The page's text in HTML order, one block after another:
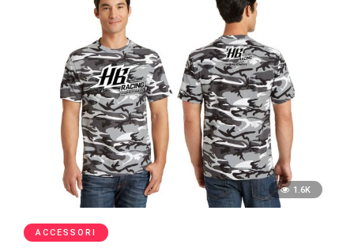
1.6K
ACCESSORI